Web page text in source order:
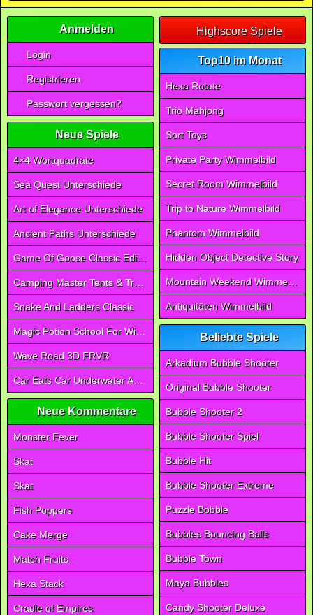
Anmelden
Login
Registrieren
Passwort vergessen?
Neue Spiele
4×4 Wortquadrate
Sea Quest Unterschiede
Art of Elegance Unterschiede
Ancient Paths Unterschiede
Game Of Goose Classic Edition
Camping Master Tents & Trees
Snake And Ladders Classic
Magic Potion School For Witch
Wave Road 3D FRVR
Car Eats Car Underwater Adventure FRVR
Neue Kommentare
Monster Fever
Skat
Skat
Fish Poppers
Cake Merge
Match Fruits
Hexa Stack
Cradle of Empires
Highscore Spiele
Top10 im Monat
Hexa Rotate
Trio Mahjong
Sort Toys
Private Party Wimmelbild
Secret Room Wimmelbild
Trip to Nature Wimmelbild
Phantom Wimmelbild
Hidden Object Detective Story
Mountain Weekend Wimmelbild
Antiquitäten Wimmelbild
Beliebte Spiele
Arkadium Bubble Shooter
Original Bubble Shooter
Bubble Shooter 2
Bubble Shooter Spiel
Bubble Hit
Bubble Shooter Extreme
Puzzle Bobble
Bubbles Bouncing Balls
Bubble Town
Maya Bubbles
Candy Shooter Deluxe